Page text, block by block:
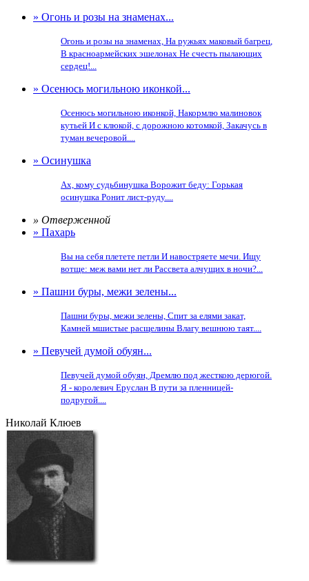
» Огонь и розы на знаменах...
Огонь и розы на знаменах, На ружьях маковый багрец,
В красноармейских эшелонах Не счесть пылающих
сердец!...
» Осенюсь могильною иконкой...
Осенюсь могильною иконкой, Накормлю малиновок
кутьей И с клюкой, с дорожною котомкой, Закачусь в
туман вечеровой....
» Осинушка
Ах, кому судьбинушка Ворожит беду: Горькая
осинушка Ронит лист-руду....
» Отверженной
» Пахарь
Вы на себя плетете петли И навостряете мечи. Ищу
вотще: меж вами нет ли Рассвета алчущих в ночи?...
» Пашни буры, межи зелены...
Пашни буры, межи зелены, Спит за елями закат,
Камней мшистые расщелины Влагу вешнюю таят....
» Певучей думой обуян...
Певучей думой обуян, Дремлю под жесткою дерюгой.
Я - королевич Еруслан В пути за пленницей-
подругой....
Николай Клюев